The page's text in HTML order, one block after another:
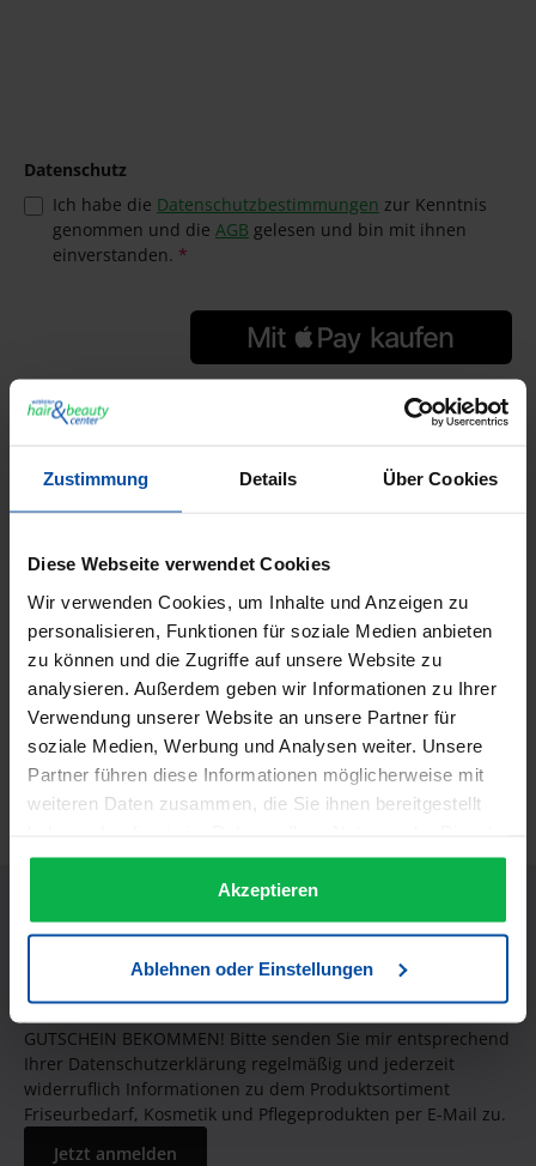
Zustimmung Details Über Cookies
Diese Webseite verwendet Cookies
Wir verwenden Cookies, um Inhalte und Anzeigen zu
personalisieren, Funktionen für soziale Medien anbieten
zu können und die Zugriffe auf unsere Website zu
analysieren. Außerdem geben wir Informationen zu Ihrer
Verwendung unserer Website an unsere Partner für
soziale Medien, Werbung und Analysen weiter. Unsere
Partner führen diese Informationen möglicherweise mit
weiteren Daten zusammen, die Sie ihnen bereitgestellt
gesammelt haben.
Akzeptieren
Ablehnen oder Einstellungen
Datenschutz
Ich habe die Datenschutzbestimmungen zur Kenntnis
genommen und die AGB gelesen und bin mit ihnen
einverstanden. *
GTIN/EAN:
4045787207286
Schwarzkopf
Herstellernummer:
27409
Beschreibung
SILHOUETTE Pure Formula, Unsichtbarer Halt Qualitativ
hochwertige, reine, aktive Inhaltsstoffe und mikrofeine…
Mehr
Informationen zur Produktsicherheit
Trusted Shops Bewertungen
GUTSCHEIN BEKOMMEN! Bitte senden Sie mir entsprechend
Ihrer Datenschutzerklärung regelmäßig und jederzeit
widerruflich Informationen zu dem Produktsortiment
Friseurbedarf, Kosmetik und Pflegeprodukten per E-Mail zu.
Jetzt anmelden